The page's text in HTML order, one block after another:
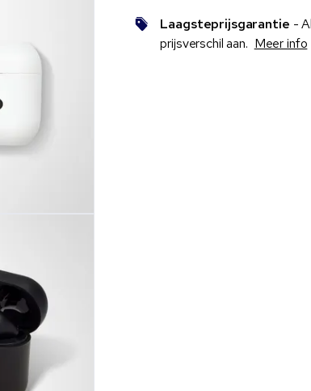
Laagsteprijsgarantie -
prijsverschil aan. Meer info